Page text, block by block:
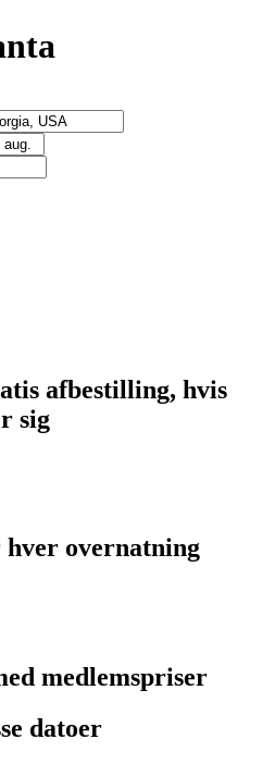
afbestilling, hvis
sig
overnatning
medlemspriser
datoer